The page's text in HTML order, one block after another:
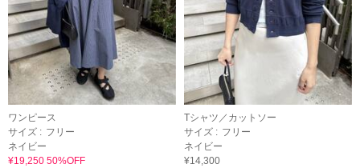
ワンピース
サイズ : フリー
ネイビー
¥19,250 50%OFF
Tシャツ／カットソー
サイズ : フリー
ネイビー
¥14,300